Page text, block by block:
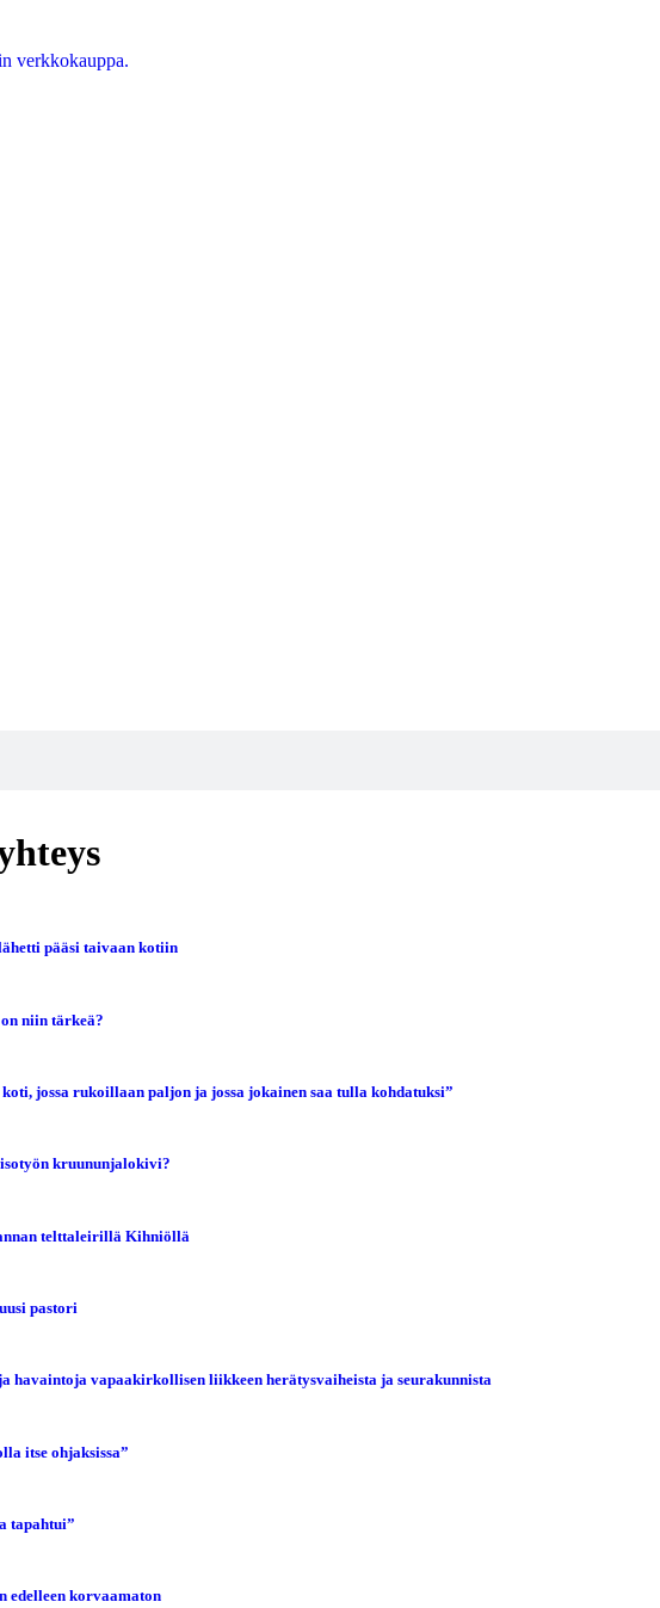
verkkokauppa.
pääsi taivaan kotiin
on niin tärkeä?
jossa rukoillaan paljon ja jossa jokainen saa tulla kohdatuksi”
kruununjalokivi?
telttaleirillä Kihniöllä
pastori
vapaakirkollisen liikkeen herätysvaiheista ja seurakunnista
itse ohjaksissa”
tapahtui”
edelleen korvaamaton